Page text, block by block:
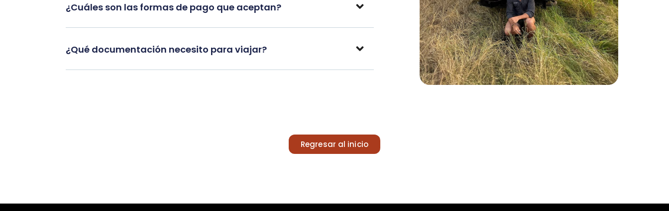
¿Cuáles son las formas de pago que aceptan?
¿Qué documentación necesito para viajar?
Regresar al inicio